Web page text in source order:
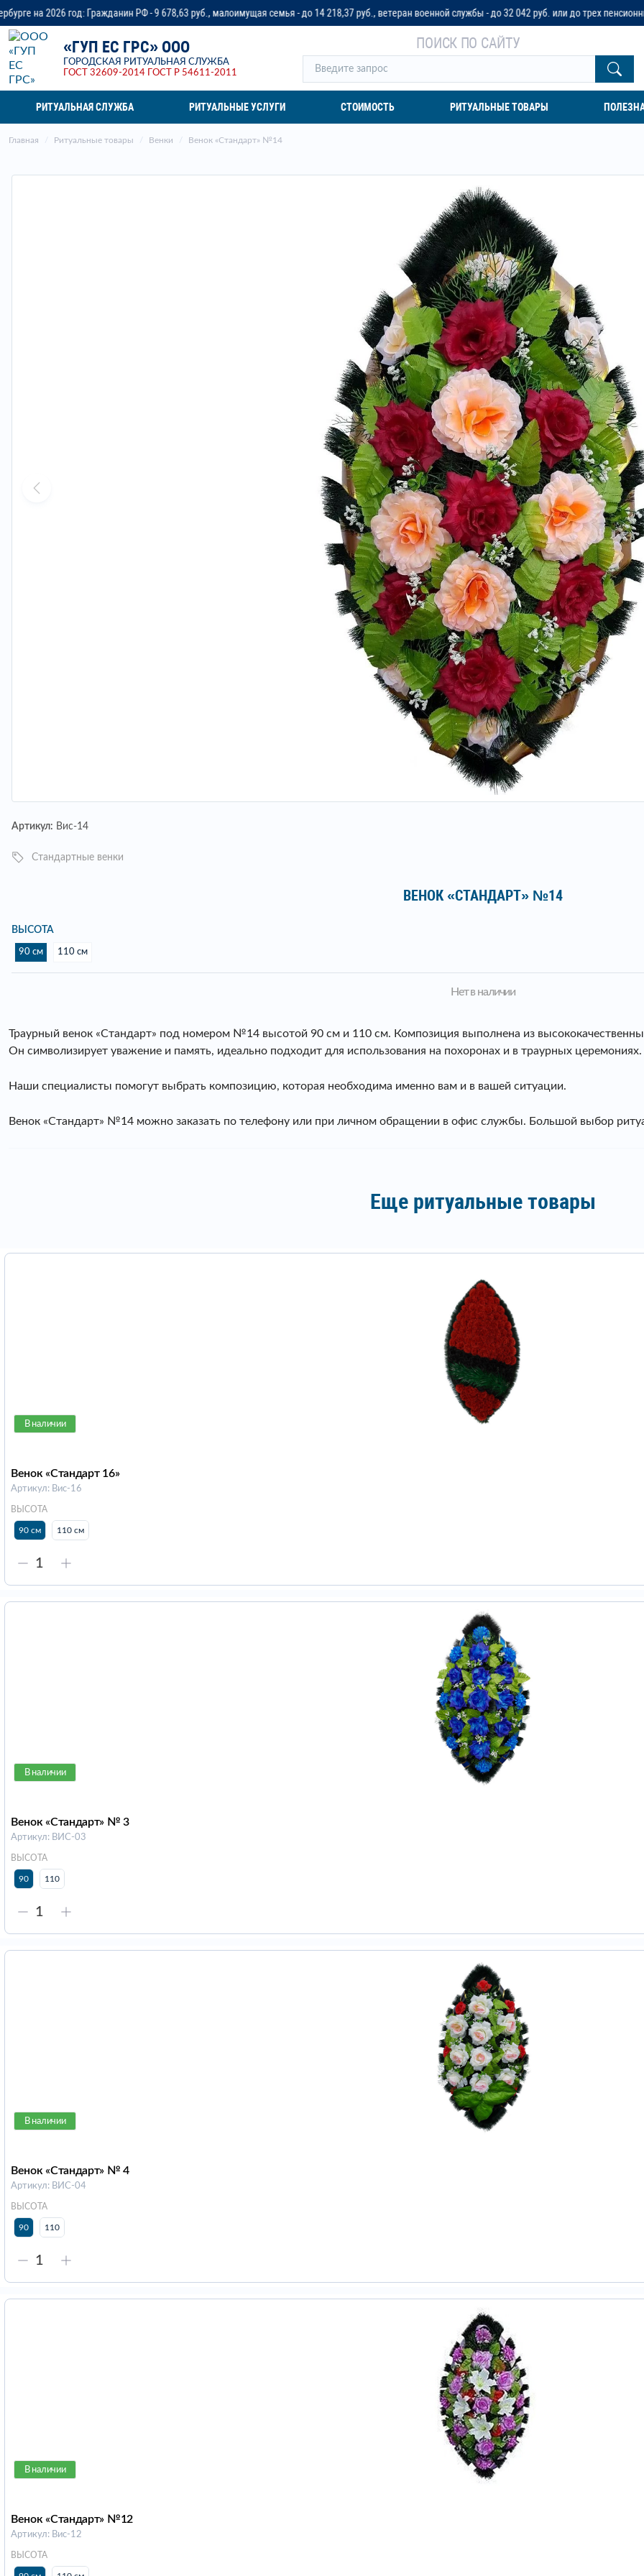
Гражданин РФ - 9 678,63 руб., малоимущая семья - до 14 218,37 руб., ветеран военной службы - до 32 042 руб. или до трех пенсионных окладов
«ГУП ЕС ГРС» ООО
ГОРОДСКАЯ РИТУАЛЬНАЯ СЛУЖБА
ГОСТ 32609-2014
ГОСТ Р 54611-2011
ПОИСК ПО САЙТУ
РИТУАЛЬНАЯ СЛУЖБА РИТУАЛЬНЫЕ УСЛУГИ СТОИМОСТЬ РИТУАЛЬНЫЕ ТОВАРЫ
Главная Ритуальные товары Венки Венок «Стандарт» №14
Артикул: Вис-14
Стандартные венки
ВЕНОК «СТАНДАРТ» №14
ВЫСОТА
90 см 110 см
Нет в наличии
Траурный венок «Стандарт» под номером №14 высотой 90 см и 110 см. Композиция выполнена из
Он символизирует уважение и память, идеально подходит для использования на похоронах и в траурных церемониях.
Наши специалисты помогут выбрать композицию, которая необходима именно вам и в вашей ситуации.
Венок «Стандарт» №14 можно заказать по телефону или при личном обращении в офис службы. Большой выбор
Еще ритуальные товары
В наличии
Венок «Стандарт 16»
Артикул: Вис-16
ВЫСОТА
90 см 110 см
В наличии
Венок «Стандарт» № 3
Артикул: ВИС-03
ВЫСОТА
90 110
В наличии
Венок «Стандарт» № 4
Артикул: ВИС-04
ВЫСОТА
90 110
В наличии
Венок «Стандарт» №12
Артикул: Вис-12
ВЫСОТА